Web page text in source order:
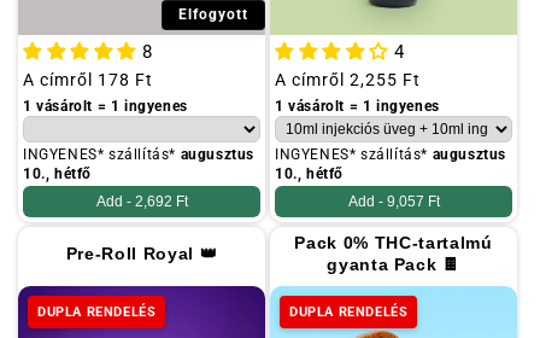
Elfogyott
8
Szokásos
ár
A címről 178 Ft
1 vásárolt = 1 ingyenes
INGYENES* szállítás* augusztus
10., hétfő
Add - 2,692 Ft
4
Szokásos
ár
A címről 2,255 Ft
1 vásárolt = 1 ingyenes
INGYENES* szállítás* augusztus
10., hétfő
Add - 9,057 Ft
Pre-Roll Royal 👑
DUPLA RENDELÉS
Pack 0% THC-tartalmú
gyanta Pack 🍫
DUPLA RENDELÉS